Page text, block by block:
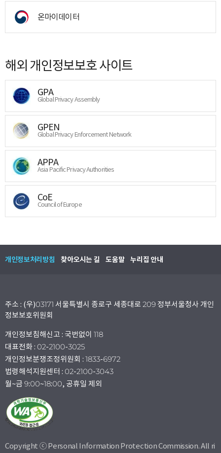
온마이데이터
해외 개인정보보호 사이트
GPA
Global Privacy Assembly
GPEN
Global Privacy Enforcement Network
APPA
Asia Pacific Privacy Authorities
CoE
Council of Europe
개인정보처리방침 찾아오시는 길 도움말 누리집 안내
주소 : (우)03171 서울특별시 종로구 세종대로 209 정부서울청사 개인
정보보호위원회
개인정보침해신고 : 국번없이 118
대표전화 : 02-2100-3025
개인정보분쟁조정위원회 : 1833-6972
법령해석지원센터 : 02-2100-3043
월~금 9:00~18:00, 공휴일 제외
Copyright ⓒ Personal Information Protection Commission. All ri